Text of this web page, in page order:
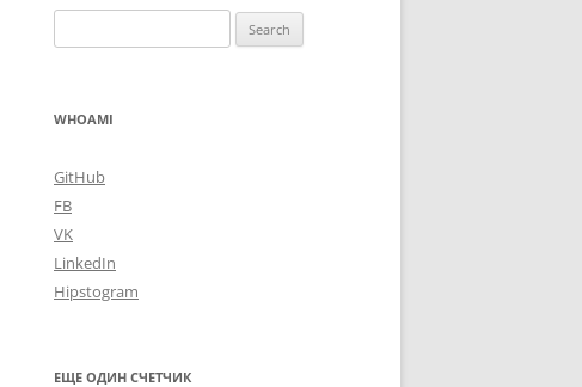
for:
WHOAMI
GitHub
FB
VK
LinkedIn
Hipstogram
ЕЩЕ ОДИН СЧЕТЧИК